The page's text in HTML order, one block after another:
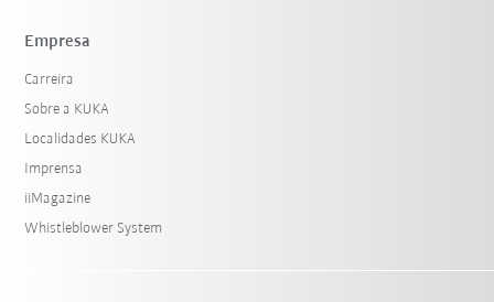
Empresa
Carreira
Sobre a KUKA
Localidades KUKA
Imprensa
iiMagazine
Whistleblower System